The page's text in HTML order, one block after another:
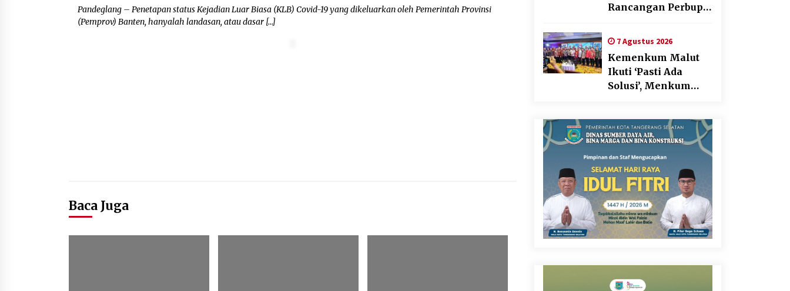
Pandeglang – Penetapan status Kejadian Luar Biasa (KLB) Covid-19 yang dikeluarkan oleh Pemerintah Provinsi
(Pemprov) Banten, hanyalah landasan, atau dasar […]
Baca Juga
Rancangan Perbup
dan Jasa pada BUMD
Halteng
7 Agustus 2026
Kemenkum Malut
Ikuti ‘Pasti Ada
Solusi’, Menkum
Digital